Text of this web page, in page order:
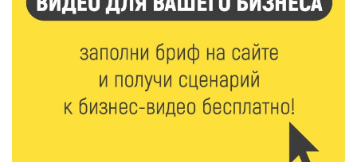
7 Авг 2026 21:02 505
Социальный фонд РФ представил актуальные
данные о численности пенсионеров
7 Авг 2026 20:02 393